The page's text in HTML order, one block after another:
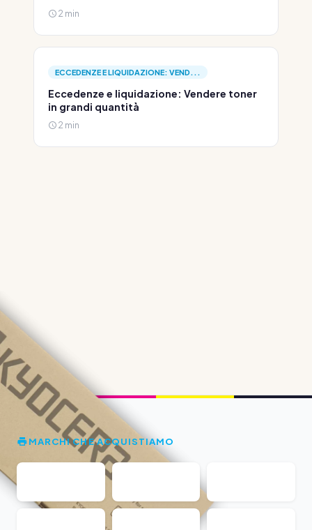
2 min
ECCEDENZE E LIQUIDAZIONE: VEND...
Eccedenze e liquidazione: Vendere toner
in grandi quantità
2 min
MARCHI CHE ACQUISTIAMO